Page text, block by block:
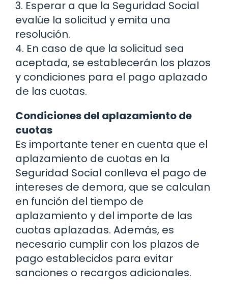
3. Esperar a que la Seguridad Social
evalúe la solicitud y emita una
resolución.
4. En caso de que la solicitud sea
aceptada, se establecerán los plazos
y condiciones para el pago aplazado
de las cuotas.
Condiciones del aplazamiento de
cuotas
Es importante tener en cuenta que el
aplazamiento de cuotas en la
Seguridad Social conlleva el pago de
intereses de demora, que se calculan
en función del tiempo de
aplazamiento y del importe de las
cuotas aplazadas. Además, es
necesario cumplir con los plazos de
pago establecidos para evitar
sanciones o recargos adicionales.